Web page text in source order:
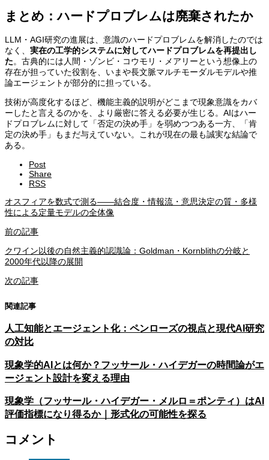
まとめ：ハードプロブレムは廃棄されたか
LLM・AGI研究の進展は、意識のハードプロブレムを解消したのでは
なく、 実在の工学的システムに対してハードプロブレムを再提出し
た。古典的には人間・ゾンビ・コウモリ・メアリーという想像上の
存在が担っていた役割を、いまや長文脈マルチモーダルモデルや推
論エージェントが部分的に担っている。
技術が高度化するほど、機能主義的説明がどこまで現象意識をカバ
ーしたと言えるのかを、より厳密に答える必要が生じる。AIはハー
ドプロブレムに対して「否定の決め手」を弱めつつある一方、「肯
定の決め手」もまだ与えていない。これが現在の最も誠実な結論で
ある。
Post
Share
RSS
オスフィアを数式で測る——結合度・情報流・意思決定の質・多様
性による定量モデルの全体像
前の記事
クワイン以後の自然主義的認識論：Goldman・Kornblithの分岐と
2000年代以降の展開
次の記事
関連記事
人工知能とエージェント化：ペンローズの視点と現代AI研究
の対比
現象学的AIとは何か？フッサール・ハイデガーの時間論がエ
ージェント設計を変える理由
現象学（フッサール・ハイデガー・メルロ＝ポンティ）はAI
評価指標になり得るか｜形式化の可能性を探る
コメント